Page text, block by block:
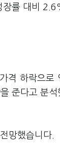
장률 대비
격 하락으로
준다고 분석
망했습니다.